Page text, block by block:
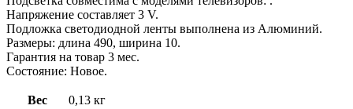
Напряжение составляет 3 V.
Подложка светодиодной ленты выполнена из Алюминий.
Размеры: длина 490, ширина 10.
Гарантия на товар 3 мес.
Состояние: Новое.
Вес
0,13 кг